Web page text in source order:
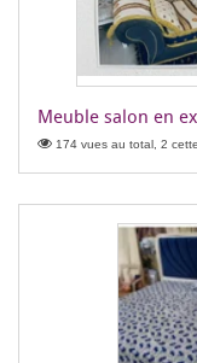
Meuble salon en
174 vues au total, 2